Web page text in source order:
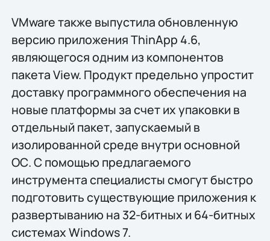
VMware также выпустила обновленную
версию приложения ThinApp 4.6,
являющегося одним из компонентов
пакета View. Продукт предельно упростит
доставку программного обеспечения на
новые платформы за счет их упаковки в
отдельный пакет, запускаемый в
изолированной среде внутри основной
ОС. С помощью предлагаемого
инструмента специалисты смогут быстро
подготовить существующие приложения к
развертыванию на 32-битных и 64-битных
системах Windows 7.